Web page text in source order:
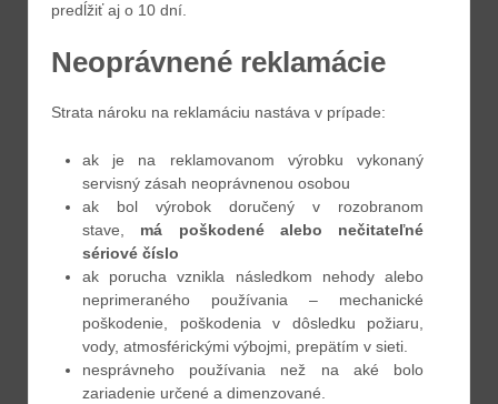
predĺžiť aj o 10 dní.
Neoprávnené reklamácie
Strata nároku na reklamáciu nastáva v prípade:
ak je na reklamovanom výrobku vykonaný
servisný zásah neoprávnenou osobou
ak bol výrobok doručený v rozobranom
stave, má poškodené alebo nečitateľné
sériové číslo
ak porucha vznikla následkom nehody alebo
neprimeraného používania – mechanické
poškodenie, poškodenia v dôsledku požiaru,
vody, atmosférickými výbojmi, prepätím v sieti.
nesprávneho používania než na aké bolo
zariadenie určené a dimenzované.